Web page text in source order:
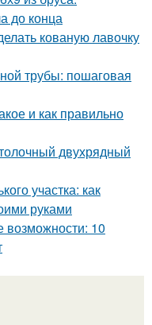
до конца
кованую лавочку
трубы: пошаговая
и как правильно
двухрядный
участка: как
руками
возможности: 10